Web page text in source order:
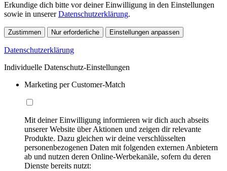
Erkundige dich bitte vor deiner Einwilligung in den Einstellungen
sowie in unsererDatenschutzerklärung.
Zustimmen Nur erforderliche Einstellungen anpassen
Datenschutzerklärung
Individuelle Datenschutz-Einstellungen
Marketing per Customer-Match
Mit deiner Einwilligung informieren wir dich auch abseits
unserer Website über Aktionen und zeigen dir relevante
Produkte. Dazu gleichen wir deine verschlüsselten
personenbezogenen Daten mit folgenden externen Anbietern
ab und nutzen deren Online-Werbekanäle, sofern du deren
Dienste bereits nutzt: